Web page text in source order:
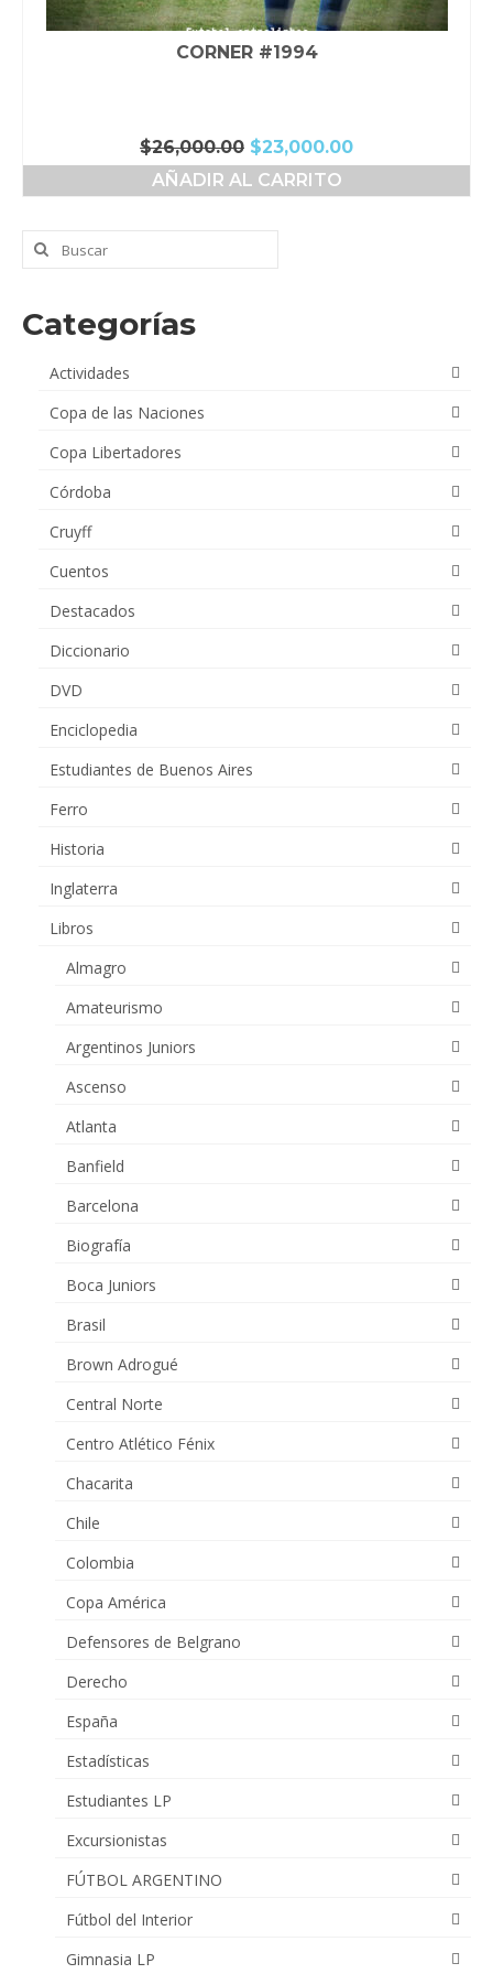
CORNER #1994
$26,000.00 El
precio
original
$26,000.00.
$23,000.00El
precio
AÑADIR AL CARRITO
Buscar
por:
Categorías
Actividades
Copa de las Naciones
Copa Libertadores
Córdoba
Cruyff
Cuentos
Destacados
Diccionario
DVD
Enciclopedia
Estudiantes de Buenos Aires
Ferro
Historia
Inglaterra
Libros
Almagro
Amateurismo
Argentinos Juniors
Ascenso
Atlanta
Banfield
Barcelona
Biografía
Boca Juniors
Brasil
Brown Adrogué
Central Norte
Centro Atlético Fénix
Chacarita
Chile
Colombia
Copa América
Defensores de Belgrano
Derecho
España
Estadísticas
Estudiantes LP
Excursionistas
FÚTBOL ARGENTINO
Fútbol del Interior
Gimnasia LP